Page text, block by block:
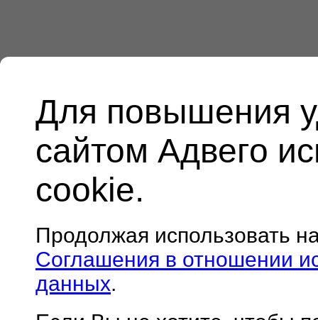
Для повышения
сайтом Адвего
cookie.
Продолжая использовать
Соглашения в отношении
данных.